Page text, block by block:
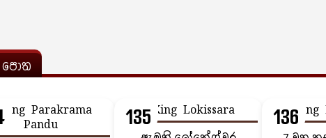
පොත
135 136